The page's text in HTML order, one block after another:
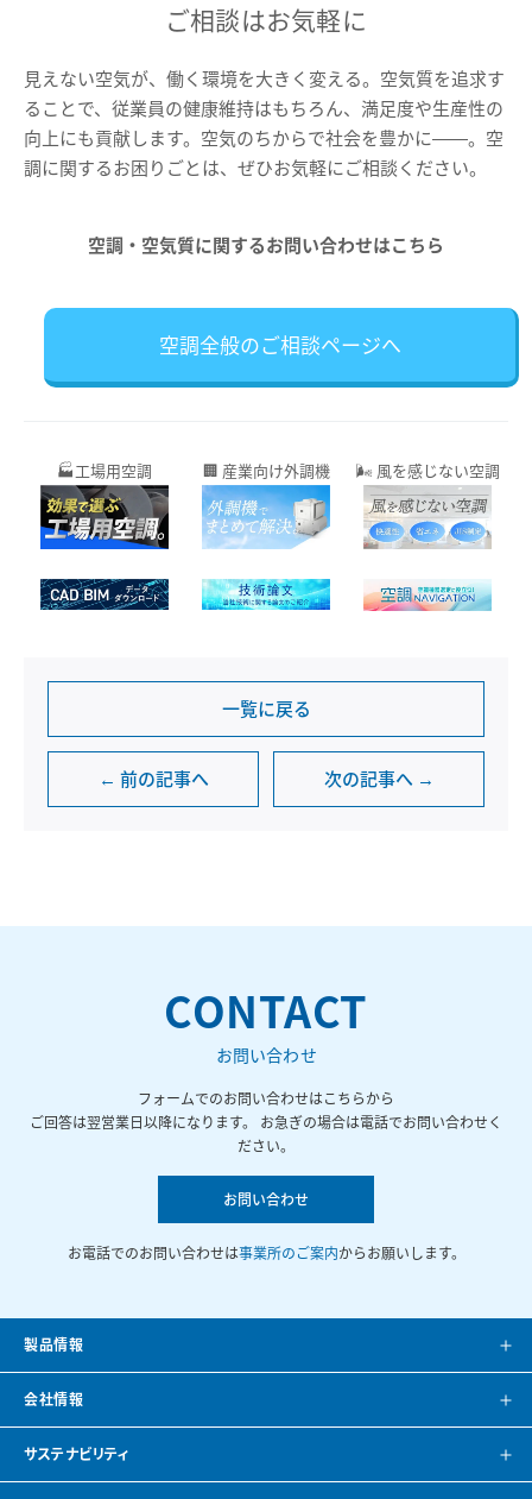
ご相談はお気軽に
見えない空気が、働く環境を大きく変える。空気質を追求す
ることで、従業員の健康維持はもちろん、満足度や生産性の
向上にも貢献します。空気のちからで社会を豊かに――。空
調に関するお困りごとは、ぜひお気軽にご相談ください。
空調・空気質に関するお問い合わせはこちら
空調全般のご相談ページへ
🏭工場用空調 🏢 産業向け外調機 🌬️ 風を感じない空調
一覧に戻る
← 前の記事へ 次の記事へ →
CONTACT
お問い合わせ
フォームでのお問い合わせはこちらから
ご回答は翌営業日以降になります。 お急ぎの場合は電話でお問い合わせく
ださい。
お問い合わせ
お電話でのお問い合わせは事業所のご案内からお願いします。
製品情報
製品案内
システム提案
会社情報
会社案内
サステナビリティ